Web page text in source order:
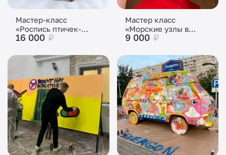
Мастер-класс
«Роспись птичек-
свистулек»
16 000 ₽
Мастер класс
«Морские узлы в
рамке»
9 000 ₽